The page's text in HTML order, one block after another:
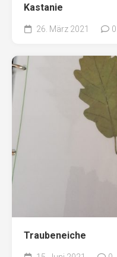
Kastanie
26. März 2021 0
Traubeneiche